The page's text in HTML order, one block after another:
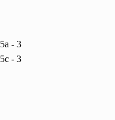
5a - 3
5c - 3